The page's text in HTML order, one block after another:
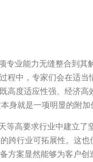
专业能力无缝整合到
程中，专家们会在适
高度适应性强、经济
身就是一项明显的附加
等高要求行业中建立
跨行业可拓展性。这
方案显然能够为客户创